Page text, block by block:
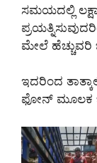
ಸಮಯದಲ್ಲಿ
ಮೇಲೆ
ಇದರಿಂದ
ಫೋನ್ ಮೂಲಕ